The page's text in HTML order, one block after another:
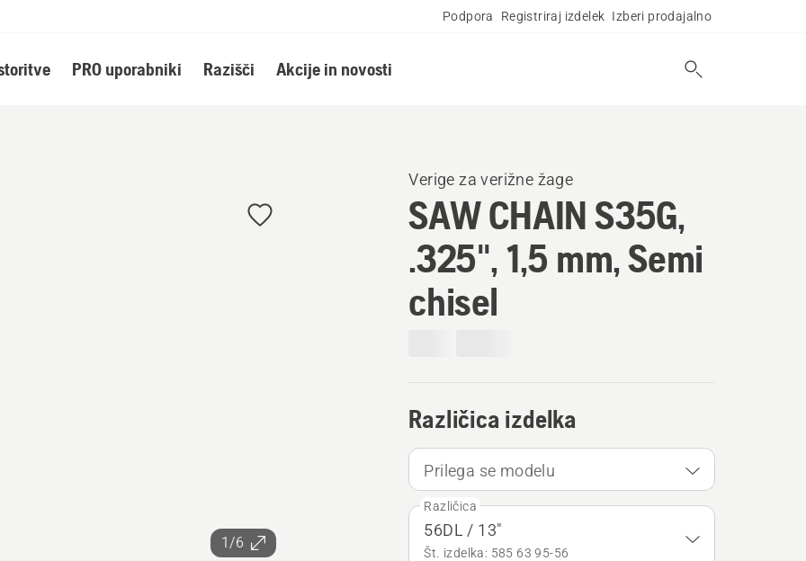
Podpora Registriraj izdelek Izberi prodajalno
PRO uporabniki Razišči Akcije in novosti
1/6
Verige za verižne žage
SAW CHAIN S35G,
.325", 1,5 mm, Semi
chisel
Različica izdelka
Prilega se modelu
Različica
56DL / 13"
Št. izdelka: 585 63 95‑56